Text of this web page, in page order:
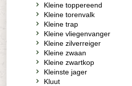
Kleine toppereend
Kleine torenvalk
Kleine trap
Kleine vliegenvanger
Kleine zilverreiger
Kleine zwaan
Kleine zwartkop
Kleinste jager
Kluut